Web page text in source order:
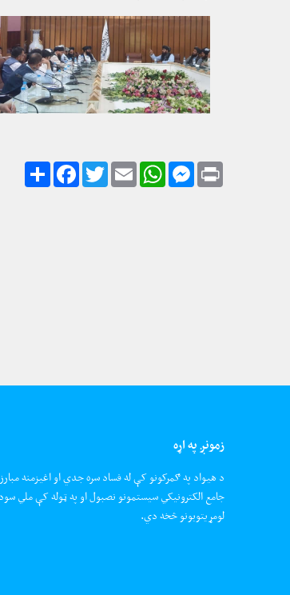
ShareFacebookTwitterEmail
WhatsAppMessenger Print
زمونږ په اړه
د هیواد په ګمرکونو کې له فساد سره جدي او اغیزمنه
جامع الکترونیکي سیستمونو نصبول او په ټوله کې ملي
لومړیتوبونو څخه دي.